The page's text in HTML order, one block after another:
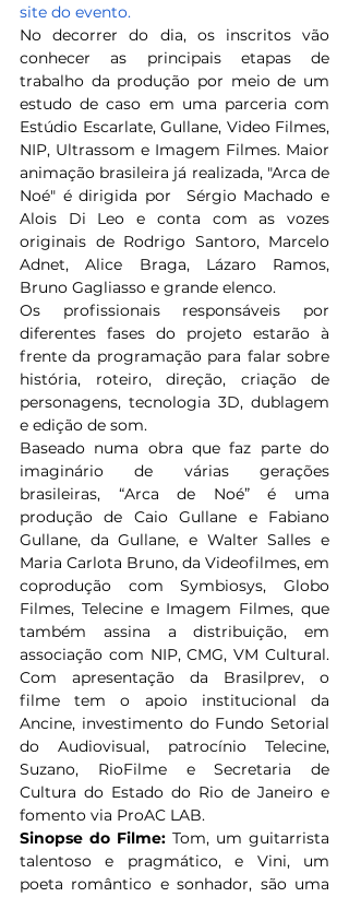
site do evento.
No decorrer do dia, os inscritos vão
conhecer as principais etapas de
trabalho da produção por meio de um
estudo de caso em uma parceria com
Estúdio Escarlate, Gullane, Video Filmes,
NIP, Ultrassom e Imagem Filmes. Maior
animação brasileira já realizada, "Arca de
Noé" é dirigida por  Sérgio Machado e
Alois Di Leo e conta com as vozes
originais de Rodrigo Santoro, Marcelo
Adnet, Alice Braga, Lázaro Ramos,
Bruno Gagliasso e grande elenco.
Os profissionais responsáveis por
diferentes fases do projeto estarão à
frente da programação para falar sobre
história, roteiro, direção, criação de
personagens, tecnologia 3D, dublagem
e edição de som.
Baseado numa obra que faz parte do
imaginário de várias gerações
brasileiras, “Arca de Noé” é uma
produção de Caio Gullane e Fabiano
Gullane, da Gullane, e Walter Salles e
Maria Carlota Bruno, da Videofilmes, em
coprodução com Symbiosys, Globo
Filmes, Telecine e Imagem Filmes, que
também assina a distribuição, em
associação com NIP, CMG, VM Cultural.
Com apresentação da Brasilprev, o
filme tem o apoio institucional da
Ancine, investimento do Fundo Setorial
do Audiovisual, patrocínio Telecine,
Suzano, RioFilme e Secretaria de
Cultura do Estado do Rio de Janeiro e
fomento via ProAC LAB.
Sinopse do Filme: Tom, um guitarrista
talentoso e pragmático, e Vini, um
poeta romântico e sonhador, são uma